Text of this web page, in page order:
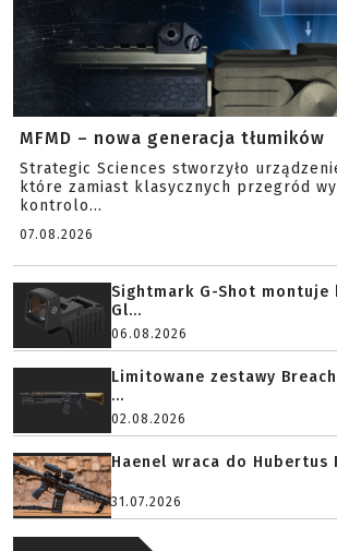
MFMD – nowa generacja tłumików
Strategic Sciences stworzyło
które zamiast klasycznych przegród
kontrolo...
07.08.2026
Sightmark G-Shot
Gl...
06.08.2026
Limitowane zestawy
...
02.08.2026
Haenel wraca do Hubertus
31.07.2026